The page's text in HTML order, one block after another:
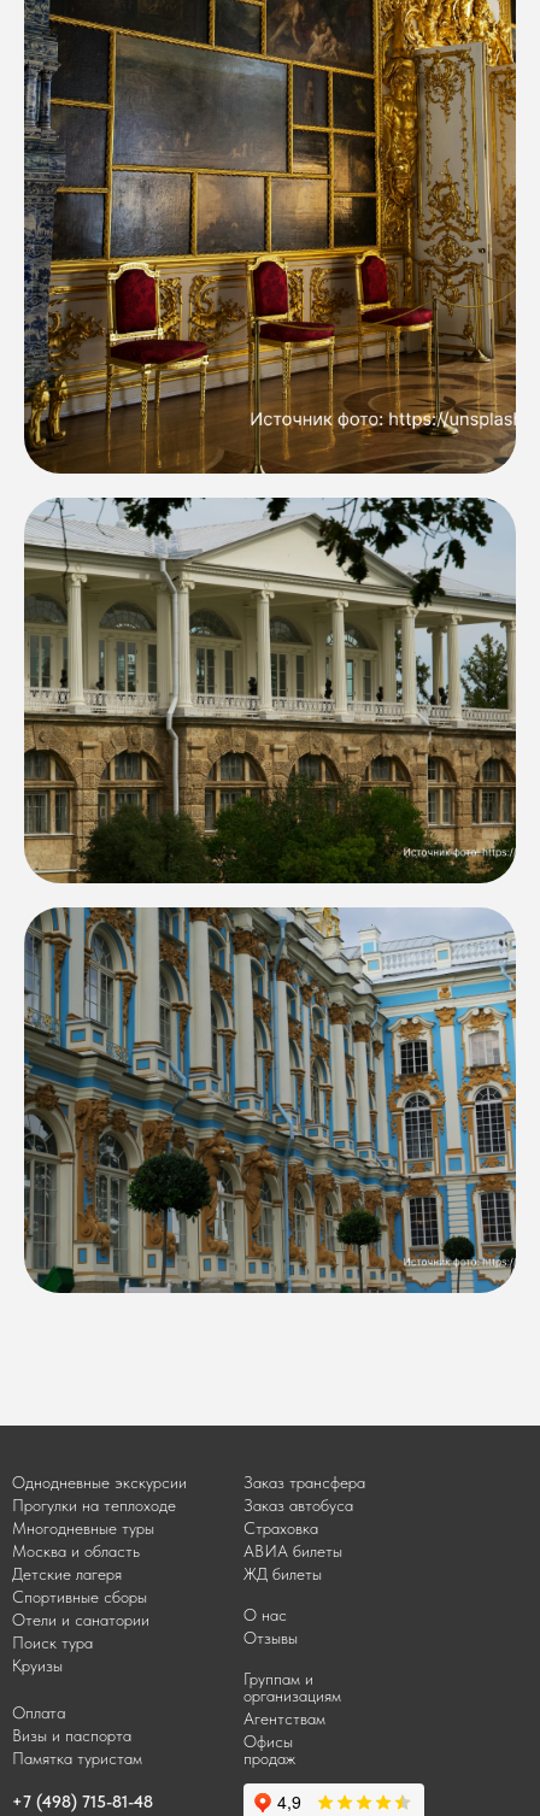
+7 (498) 715-81-48
Круизы
Отели и санатории
Поиск тура
Многодневные туры
Однодневные экскурсии
Детские лагеря
Спортивные сборы
Москва и область
Оплата
Визы и паспорта
Памятка туристам
Отзывы
О нас
Страховка
АВИА билеты
ЖД билеты
Заказ трансфера
Заказ автобуса
Офисы
продаж
Агентствам
Группам и
организациям
Прогулки на теплоходе